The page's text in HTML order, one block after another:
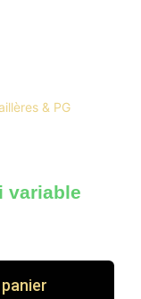
& PG
variable